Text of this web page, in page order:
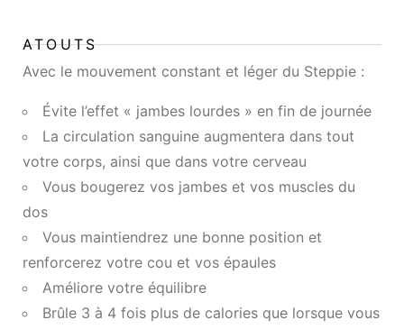
ATOUTS
Avec le mouvement constant et léger du Steppie :
Évite l’effet « jambes lourdes » en fin de journée
La circulation sanguine augmentera dans tout
votre corps, ainsi que dans votre cerveau
Vous bougerez vos jambes et vos muscles du
dos
Vous maintiendrez une bonne position et
renforcerez votre cou et vos épaules
Améliore votre équilibre
Brûle 3 à 4 fois plus de calories que lorsque vous